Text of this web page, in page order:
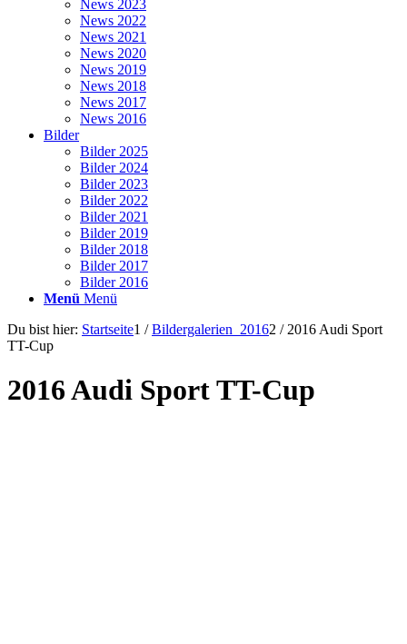
News 2023
News 2022
News 2021
News 2020
News 2019
News 2018
News 2017
News 2016
Bilder
Bilder 2025
Bilder 2024
Bilder 2023
Bilder 2022
Bilder 2021
Bilder 2019
Bilder 2018
Bilder 2017
Bilder 2016
Menü Menü
Du bist hier: Startseite1 / Bildergalerien_20162 / 2016 Audi Sport
TT-Cup
2016 Audi Sport TT-Cup